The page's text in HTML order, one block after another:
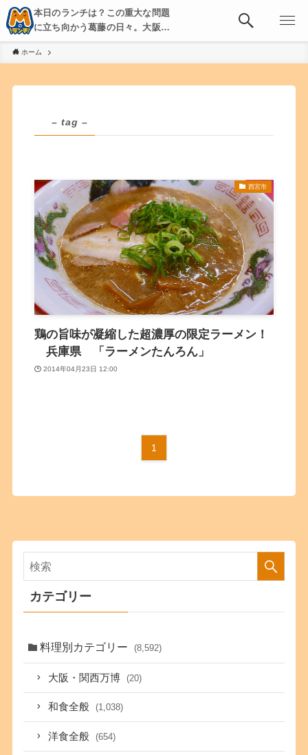
本日のランチは？この重大な問題
に立ち向かう葛藤の日々。大阪・
京都・神戸を中心とした食べ歩
き、飲み歩きを綴る。
ホーム
– tag –
西宮市
鶏の旨味が凝縮した超濃厚の限定ラーメン！
兵庫県 「ラーメンたんろん」
2014年04月23日 12:00
1
カテゴリー
料理別カテゴリー (8,592)
大阪・関西万博 (20)
和食全般 (1,038)
洋食全般 (654)